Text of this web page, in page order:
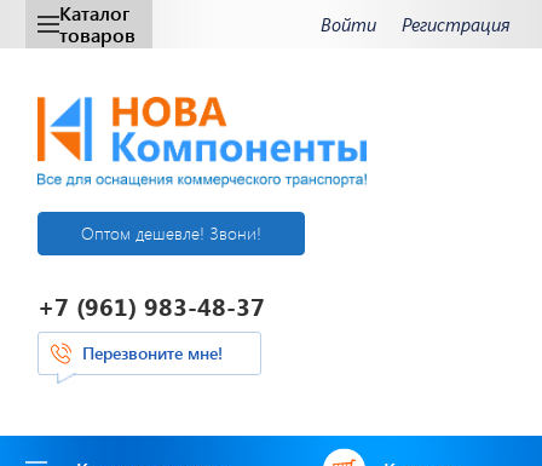
Каталог
товаров
Войти Регистрация
Оптом дешевле! Звони!
+7 (961) 983-48-37
Перезвоните мне!